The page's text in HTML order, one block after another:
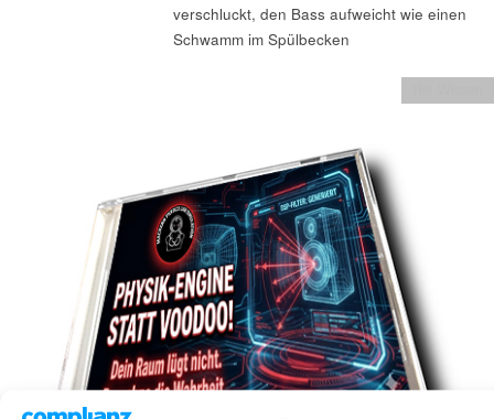
verschluckt, den Bass aufweicht wie einen
Schwamm im Spülbecken